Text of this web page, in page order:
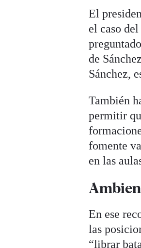
El
el caso
de
Sánchez,
También
permitir
fomente
en las
En ese
las
“librar